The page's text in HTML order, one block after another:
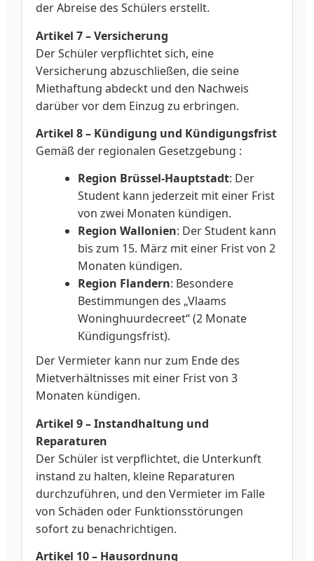
der Abreise des Schülers erstellt.
Artikel 7 – Versicherung
Der Schüler verpflichtet sich, eine
Versicherung abzuschließen, die seine
Miethaftung abdeckt und den Nachweis
darüber vor dem Einzug zu erbringen.
Artikel 8 – Kündigung und Kündigungsfrist
Gemäß der regionalen Gesetzgebung :
Region Brüssel-Hauptstadt: Der
Student kann jederzeit mit einer Frist
von zwei Monaten kündigen.
Region Wallonien: Der Student kann
bis zum 15. März mit einer Frist von 2
Monaten kündigen.
Region Flandern: Besondere
Bestimmungen des „Vlaams
Woninghuurdecreet“ (2 Monate
Kündigungsfrist).
Der Vermieter kann nur zum Ende des
Mietverhältnisses mit einer Frist von 3
Monaten kündigen.
Artikel 9 – Instandhaltung und
Reparaturen
Der Schüler ist verpflichtet, die Unterkunft
instand zu halten, kleine Reparaturen
durchzuführen, und den Vermieter im Falle
von Schäden oder Funktionsstörungen
sofort zu benachrichtigen.
Artikel 10 – Hausordnung